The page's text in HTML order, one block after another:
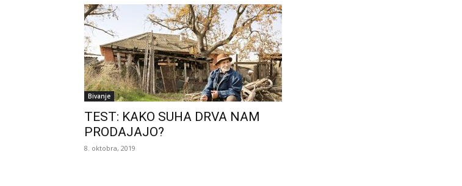
Bivanje
TEST: KAKO SUHA DRVA NAM
PRODAJAJO?
8. oktobra, 2019